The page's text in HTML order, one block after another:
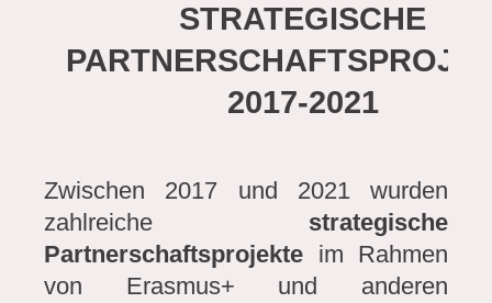
STRATEGISCHE
2017-2021
Zwischen 2017 und 2021 wurden
zahlreiche strategische
Partnerschaftsprojekte im Rahmen
von Erasmus+ und anderen